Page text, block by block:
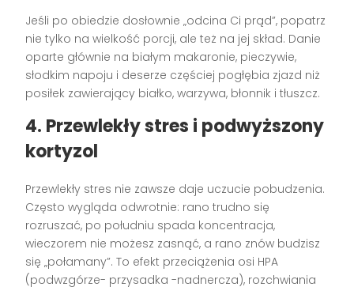
Jeśli po obiedzie dosłownie „odcina Ci prąd”, popatrz
nie tylko na wielkość porcji, ale też na jej skład. Danie
oparte głównie na białym makaronie, pieczywie,
słodkim napoju i deserze częściej pogłębia zjazd niż
posiłek zawierający białko, warzywa, błonnik i tłuszcz.
4. Przewlekły stres i podwyższony
kortyzol
Przewlekły stres nie zawsze daje uczucie pobudzenia.
Często wygląda odwrotnie: rano trudno się
rozruszać, po południu spada koncentracja,
wieczorem nie możesz zasnąć, a rano znów budzisz
się „połamany”. To efekt przeciążenia osi HPA
(podwzgórze- przysadka -nadnercza), rozchwiania